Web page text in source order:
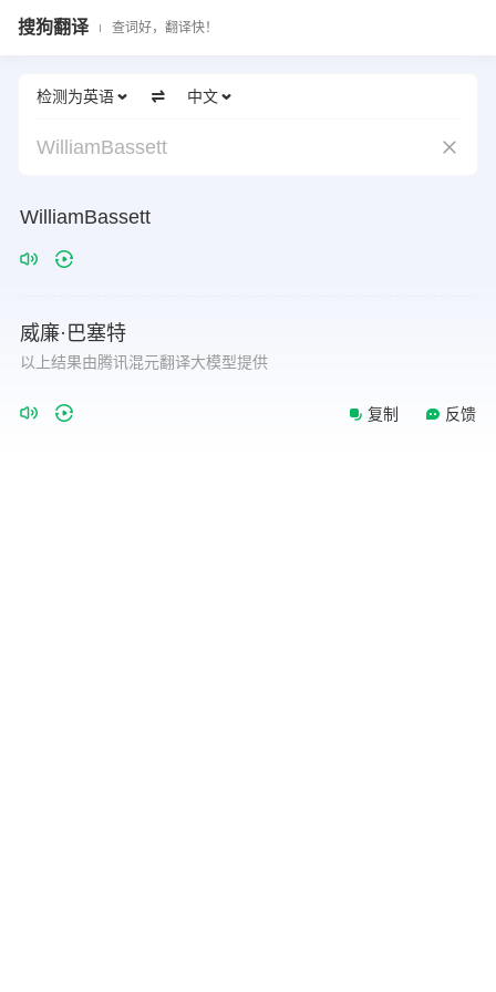
搜狗翻译 查词好，翻译快！
检测为英语 中文
WilliamBassett
WilliamBassett
威廉·巴塞特
以上结果由腾讯混元翻译大模型提供
复制 反馈